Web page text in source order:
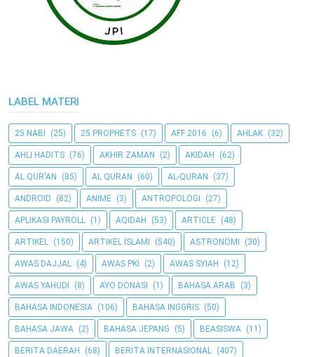
LABEL MATERI
25 NABI (25) 25 PROPHETS (17) AFF 2016 (6) AHLAK (32)
AHLI HADITS (76) AKHIR ZAMAN (2) AKIDAH (62)
AL QUR'AN (85) AL QURAN (60) AL-QURAN (37)
ANDROID (82) ANIME (3) ANTROPOLOGI (27)
APLIKASI PAYROLL (1) AQIDAH (53) ARTICLE (48)
ARTIKEL (150) ARTIKEL ISLAMI (540) ASTRONOMI (30)
AWAS DAJJAL (4) AWAS PKI (2) AWAS SYIAH (12)
AWAS YAHUDI (8) AYO DONASI (1) BAHASA ARAB (3)
BAHASA INDONESIA (106) BAHASA INGGRIS (50)
BAHASA JAWA (2) BAHASA JEPANG (5) BEASISWA (11)
BERITA DAERAH (68) BERITA INTERNASIONAL (407)